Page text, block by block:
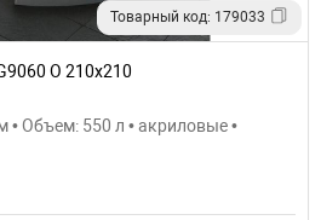
Товарный код: 179033
O 210х210
• Объем: 550 л • акриловые •